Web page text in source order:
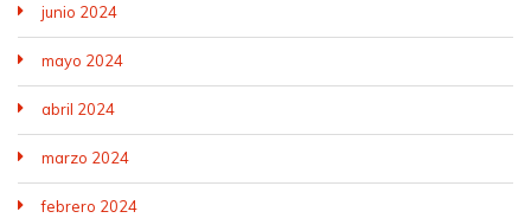
junio 2024
mayo 2024
abril 2024
marzo 2024
febrero 2024